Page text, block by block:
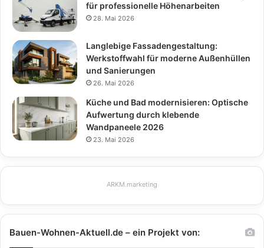
für professionelle Höhenarbeiten
28. Mai 2026
Langlebige Fassadengestaltung:
Werkstoffwahl für moderne Außenhüllen
und Sanierungen
26. Mai 2026
Küche und Bad modernisieren: Optische
Aufwertung durch klebende
Wandpaneele 2026
23. Mai 2026
ARKM.marketing
Bauen-Wohnen-Aktuell.de – ein Projekt von: